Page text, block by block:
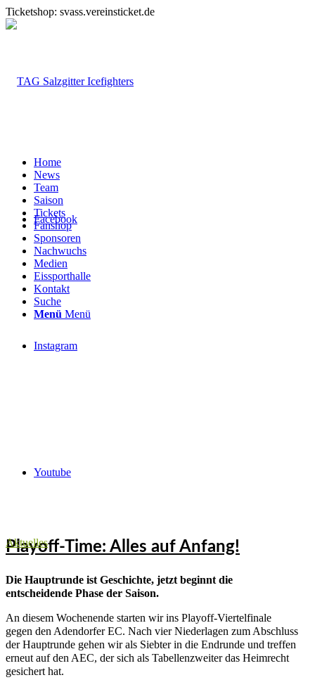
Ticketshop: svass.vereinsticket.de
Facebook
Instagram
Youtube
Home
News
Team
Saison
Tickets
Fanshop
Sponsoren
Nachwuchs
Medien
Eissporthalle
Kontakt
Suche
Menü Menü
Playoff-Time: Alles auf Anfang!
Aktuelles
Die Hauptrunde ist Geschichte, jetzt beginnt die
entscheidende Phase der Saison.
An diesem Wochenende starten wir ins Playoff-Viertelfinale
gegen den Adendorfer EC. Nach vier Niederlagen zum Abschluss
der Hauptrunde gehen wir als Siebter in die Endrunde und treffen
erneut auf den AEC, der sich als Tabellenzweiter das Heimrecht
gesichert hat.